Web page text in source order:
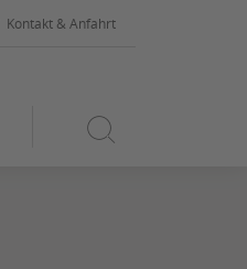
Kontakt & Anfahrt